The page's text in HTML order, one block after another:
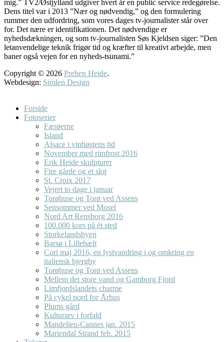
mig.” TV2/Østjylland udgiver hvert år en public service redegørelse.
Dens titel var i 2013 ”Nær og nødvendig,” og den formulering
rummer den udfordring, som vores dages tv-journalister står over
for. Det nære er identifikationen. Det nødvendige er
nyhedsdækningen, og som tv-journalisten Søs Kjeldsen siger: ”Den
letanvendelige teknik frigør tid og kræfter til kreativt arbejde, men
baner også vejen for en nyheds-tsunami.”
Copyright © 2026 Preben Heide.
Webdesign: Simlen Design
Forside
Fotoserier
Færøerne
Island
Alsace i vinhøstens tid
November med rimfrost 2016
Erik Heide skulpturer
Fire gårde og et slot
St. Croix 2017
Vejret to dage i januar
Torøhuse og Torø ved Assens
Sensommer ved Mosel
Nord Art Rensborg 2016
100.000 kors på ét sted
Storkelandsbyen
Barsø i Lillebælt
Cori maj 2016, en lystvandring i og omkring en
italiensk bjergby
Torøhuse og Torø ved Assens
Mellem det store vand og Gamborg Fjord
Limfjordslandets charme
På cykel nord for Århus
Plums gård
Kulturarv i forfald
Mandelieu-Cannes jan. 2015
Mariendal Strand feb. 2015